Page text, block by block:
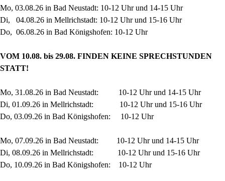
Mo, 03.08.26 in Bad Neustadt: 10-12 Uhr und 14-15 Uhr
Di, 04.08.26 in Mellrichstadt: 10-12 Uhr und 15-16 Uhr
Do, 06.08.26 in Bad Königshofen: 10-12 Uhr
VOM 10.08. bis 29.08. FINDEN KEINE SPRECHSTUNDEN
STATT!
Mo, 31.08.26 in Bad Neustadt: 10-12 Uhr und 14-15 Uhr
Di, 01.09.26 in Mellrichstadt: 10-12 Uhr und 15-16 Uhr
Do, 03.09.26 in Bad Königshofen: 10-12 Uhr
Mo, 07.09.26 in Bad Neustadt: 10-12 Uhr und 14-15 Uhr
Di, 08.09.26 in Mellrichstadt: 10-12 Uhr und 15-16 Uhr
Do, 10.09.26 in Bad Königshofen: 10-12 Uhr